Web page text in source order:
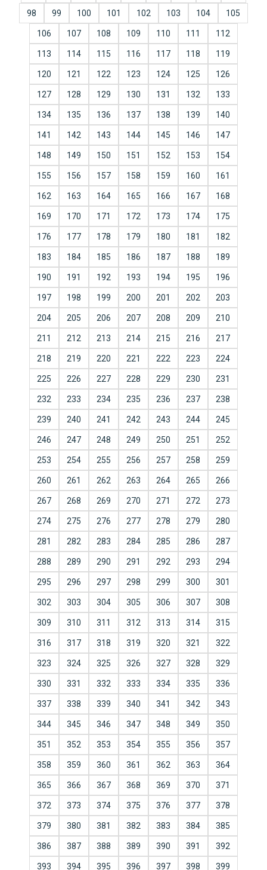
98 99 100 101 102 103 104 105
106 107 108 109 110 111 112
113 114 115 116 117 118 119
120 121 122 123 124 125 126
127 128 129 130 131 132 133
134 135 136 137 138 139 140
141 142 143 144 145 146 147
148 149 150 151 152 153 154
155 156 157 158 159 160 161
162 163 164 165 166 167 168
169 170 171 172 173 174 175
176 177 178 179 180 181 182
183 184 185 186 187 188 189
190 191 192 193 194 195 196
197 198 199 200 201 202 203
204 205 206 207 208 209 210
211 212 213 214 215 216 217
218 219 220 221 222 223 224
225 226 227 228 229 230 231
232 233 234 235 236 237 238
239 240 241 242 243 244 245
246 247 248 249 250 251 252
253 254 255 256 257 258 259
260 261 262 263 264 265 266
267 268 269 270 271 272 273
274 275 276 277 278 279 280
281 282 283 284 285 286 287
288 289 290 291 292 293 294
295 296 297 298 299 300 301
302 303 304 305 306 307 308
309 310 311 312 313 314 315
316 317 318 319 320 321 322
323 324 325 326 327 328 329
330 331 332 333 334 335 336
337 338 339 340 341 342 343
344 345 346 347 348 349 350
351 352 353 354 355 356 357
358 359 360 361 362 363 364
365 366 367 368 369 370 371
372 373 374 375 376 377 378
379 380 381 382 383 384 385
386 387 388 389 390 391 392
393 394 395 396 397 398 399